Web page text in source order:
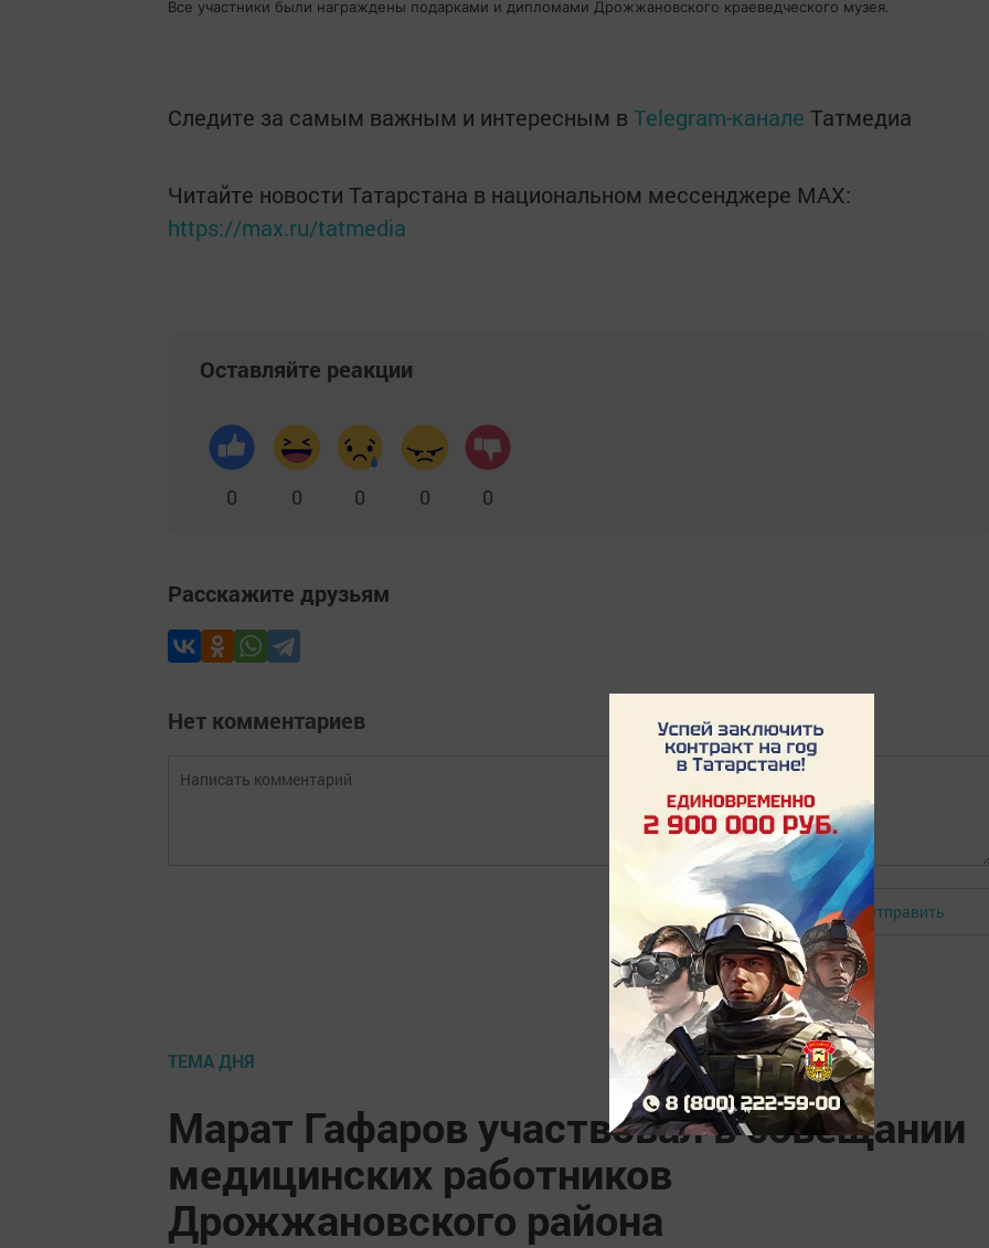
Все участники были награждены подарками и дипломами Дрожжановского краеведческого музея.
Следите за самым важным и интересным в Telegram-канале Татмедиа
Читайте новости Татарстана в национальном мессенджере MАХ:
https://max.ru/tatmedia
Оставляйте реакции
0 0 0 0 0
Расскажите друзьям
Нет комментариев
Авторизоваться Отправить
ТЕМА ДНЯ
Марат Гафаров участвовал в совещании
медицинских работников
Дрожжановского района